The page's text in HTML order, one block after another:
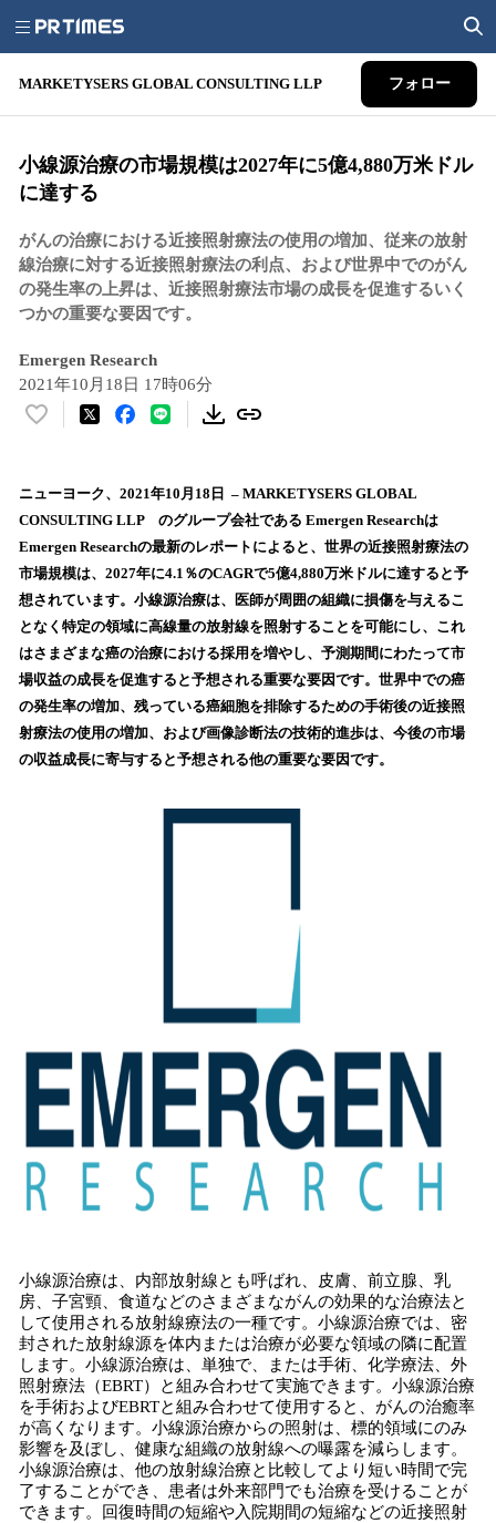
MARKETYSERS GLOBAL CONSULTING LLP フォロー
小線源治療の市場規模は2027年に5億4,880万米ドル
に達する
がんの治療における近接照射療法の使用の増加、従来の放射
線治療に対する近接照射療法の利点、および世界中でのがん
の発生率の上昇は、近接照射療法市場の成長を促進するいく
つかの重要な要因です。
Emergen Research
2021年10月18日 17時06分
い
！
数
を
読
込
み
中
で
す
ニューヨーク、2021年10月18日 – MARKETYSERS GLOBAL
CONSULTING LLP のグループ会社である Emergen Researchは
Emergen Researchの最新のレポートによると、世界の近接照射療法の
市場規模は、2027年に4.1％のCAGRで5億4,880万米ドルに達すると予
想されています。小線源治療は、医師が周囲の組織に損傷を与えるこ
となく特定の領域に高線量の放射線を照射することを可能にし、これ
はさまざまな癌の治療における採用を増やし、予測期間にわたって市
場収益の成長を促進すると予想される重要な要因です。世界中での癌
の発生率の増加、残っている癌細胞を排除するための手術後の近接照
射療法の使用の増加、および画像診断法の技術的進歩は、今後の市場
の収益成長に寄与すると予想される他の重要な要因です。
小線源治療は、内部放射線とも呼ばれ、皮膚、前立腺、乳
房、子宮頸、食道などのさまざまながんの効果的な治療法と
して使用される放射線療法の一種です。小線源治療では、密
封された放射線源を体内または治療が必要な領域の隣に配置
します。小線源治療は、単独で、または手術、化学療法、外
照射療法（EBRT）と組み合わせて実施できます。小線源治療
を手術およびEBRTと組み合わせて使用​​すると、がんの治癒率
が高くなります。小線源治療からの照射は、標的領域にのみ
影響を及ぼし、健康な組織の放射線への曝露を減らします。
小線源治療は、他の放射線治療と比較してより短い時間で完
了することができ、患者は外来部門でも治療を受けることが
できます。回復時間の短縮や入院期間の短縮などの近接照射